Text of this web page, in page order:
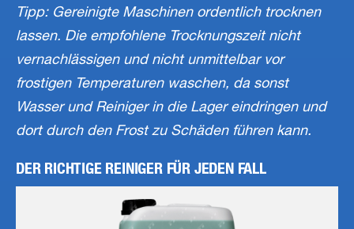
Tipp: Gereinigte Maschinen ordentlich trocknen
lassen. Die empfohlene Trocknungszeit nicht
vernachlässigen und nicht unmittelbar vor
frostigen Temperaturen waschen, da sonst
Wasser und Reiniger in die Lager eindringen und
dort durch den Frost zu Schäden führen kann.
DER RICHTIGE REINIGER FÜR JEDEN FALL